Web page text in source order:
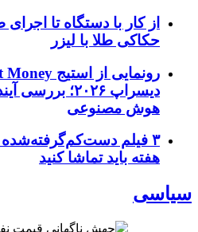
از کار با دستگاه تا
حکاکی طلا با لیزر
دیسراپ ۲۰۲۶؛
هوش مصنوعی
۳ فیلم
هفته باید تماشا کنید
سیاسی